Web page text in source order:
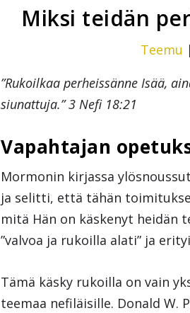
Miksi teidän
Teemu |
”Rukoilkaa perheissänne Isää,
siunattuja.” 3 Nefi 18:21
Vapahtajan
Mormonin kirjassa
ja selitti, että tähän
mitä Hän on käskenyt heidän
”valvoa ja rukoilla alati” ja
Tämä käsky rukoilla on vain
teemaa nefiläisille. Donald